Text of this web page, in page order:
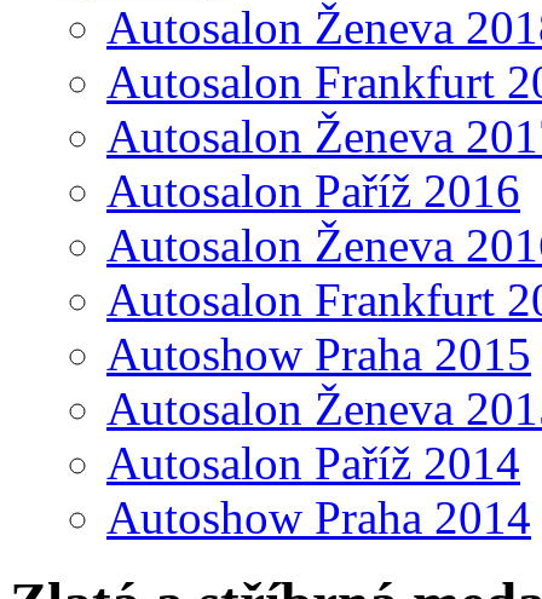
Autosalon Ženeva
Autosalon Frankfurt
Autosalon Ženeva
Autosalon Paříž 2016
Autosalon Ženeva
Autosalon Frankfurt
Autoshow Praha 2015
Autosalon Ženeva
Autosalon Paříž 2014
Autoshow Praha 2014